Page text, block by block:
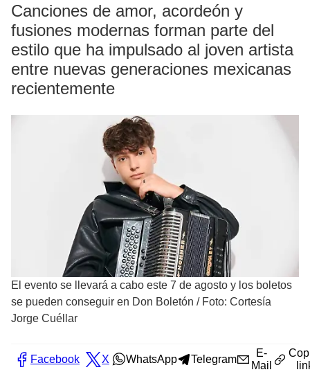
Canciones de amor, acordeón y
fusiones modernas forman parte del
estilo que ha impulsado al joven artista
entre nuevas generaciones mexicanas
recientemente
El evento se llevará a cabo este 7 de agosto y los boletos
se pueden conseguir en Don Boletón / Foto: Cortesía
Jorge Cuéllar
Facebook X WhatsApp Telegram
E-
Mail